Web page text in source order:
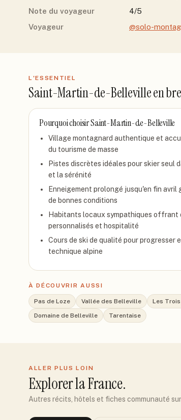
Note du voyageur
4/5
Voyageur
@solo-
L'ESSENTIEL
Saint-Martin-de-Bellevilleen
Pourquoi choisirSaint-Martin-de-Belleville
Village montagnard authentique et
du tourisme de masse
Pistes discrètes idéales pour skier seul
et la sérénité
Enneigement prolongé jusqu'en fin avril
de bonnes conditions
Habitants locaux sympathiques offrant
personnalisés et hospitalité
Cours de ski de qualité pour progresser
technique alpine
À DÉCOUVRIR AUSSI
Pas de Loze Vallée des Belleville Les
Domaine de Belleville
Tarentaise
ALLER PLUS LOIN
Explorerla France.
Autres récits, hôtels et fiches communauté